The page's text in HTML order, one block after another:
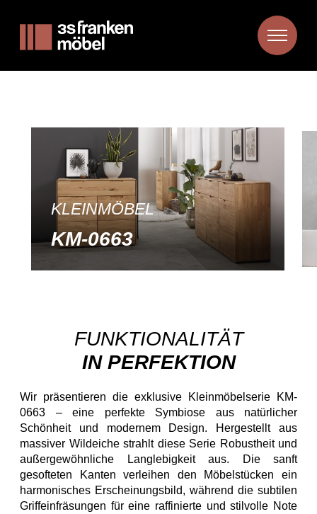
KLEINMÖBEL
KM-0663
FUNKTIONALITÄT
IN PERFEKTION
Wir präsentieren die exklusive Kleinmöbelserie KM-
0663 – eine perfekte Symbiose aus natürlicher
Schönheit und modernem Design. Hergestellt aus
massiver Wildeiche strahlt diese Serie Robustheit und
außergewöhnliche Langlebigkeit aus. Die sanft
gesofteten Kanten verleihen den Möbelstücken ein
harmonisches Erscheinungsbild, während die subtilen
Griffeinfräsungen für eine raffinierte und stilvolle Note